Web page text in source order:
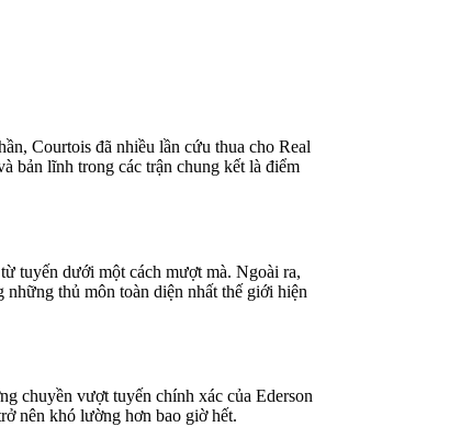
Courtois đã nhiều lần cứu thua cho Real
bản lĩnh trong các trận chung kết là điểm
tuyến dưới một cách mượt mà. Ngoài ra,
thủ môn toàn diện nhất thế giới hiện
chuyền vượt tuyến chính xác của Ederson
nên khó lường hơn bao giờ hết.